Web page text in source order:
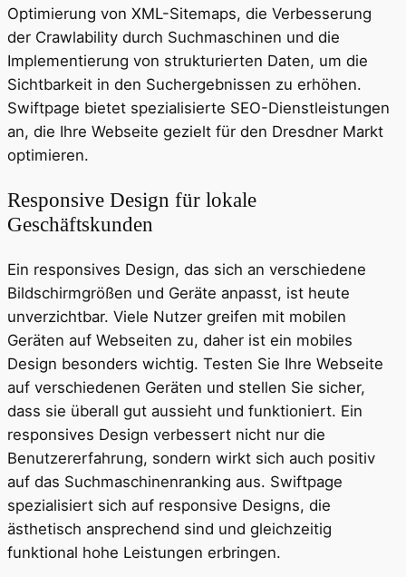
Optimierung von XML-Sitemaps, die Verbesserung
der Crawlability durch Suchmaschinen und die
Implementierung von strukturierten Daten, um die
Sichtbarkeit in den Suchergebnissen zu erhöhen.
Swiftpage bietet spezialisierte SEO-Dienstleistungen
an, die Ihre Webseite gezielt für den Dresdner Markt
optimieren.
Responsive Design für lokale
Geschäftskunden
Ein responsives Design, das sich an verschiedene
Bildschirmgrößen und Geräte anpasst, ist heute
unverzichtbar. Viele Nutzer greifen mit mobilen
Geräten auf Webseiten zu, daher ist ein mobiles
Design besonders wichtig. Testen Sie Ihre Webseite
auf verschiedenen Geräten und stellen Sie sicher,
dass sie überall gut aussieht und funktioniert. Ein
responsives Design verbessert nicht nur die
Benutzererfahrung, sondern wirkt sich auch positiv
auf das Suchmaschinenranking aus. Swiftpage
spezialisiert sich auf responsive Designs, die
ästhetisch ansprechend sind und gleichzeitig
funktional hohe Leistungen erbringen.